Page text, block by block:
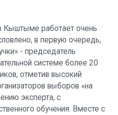
Кыштыме работает очень
в первую очередь,
- председатель
системе более 20
отметив высокий
выборов «на
эксперта, с
обучения. Вместе с